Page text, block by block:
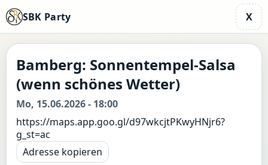
SBK Party X
Bamberg: Sonnentempel-Salsa
(wenn schönes Wetter)
Mo, 15.06.2026 - 18:00
https://maps.app.goo.gl/d97wkcjtPKwyHNjr6?
g_st=ac
Adresse kopieren